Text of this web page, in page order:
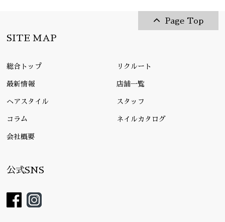
Page Top
SITE MAP
総合トップ リクルート
最新情報 店舗一覧
ヘアスタイル スタッフ
コラム ネイルカタログ
会社概要
公式SNS